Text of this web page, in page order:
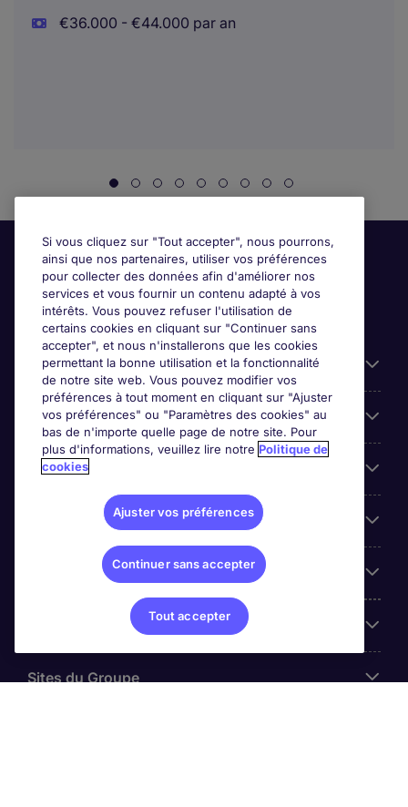
€36.000 - €44.000 par an
Candidats
Entreprises
Contact
Les avis Google
Nos offres d'emploi
Sites du Groupe
Si vous cliquez sur "Tout accepter", nous pourrons,
ainsi que nos partenaires, utiliser vos préférences
pour collecter des données afin d'améliorer nos
services et vous fournir un contenu adapté à vos
intérêts. Vous pouvez refuser l'utilisation de
certains cookies en cliquant sur "Continuer sans
accepter", et nous n'installerons que les cookies
permettant la bonne utilisation et la fonctionnalité
de notre site web. Vous pouvez modifier vos
préférences à tout moment en cliquant sur "Ajuster
vos préférences" ou "Paramètres des cookies" au
bas de n'importe quelle page de notre site. Pour
plus d'informations, veuillez lire notre Politique de
cookies
Ajuster vos préférences
Continuer sans accepter
Tout accepter